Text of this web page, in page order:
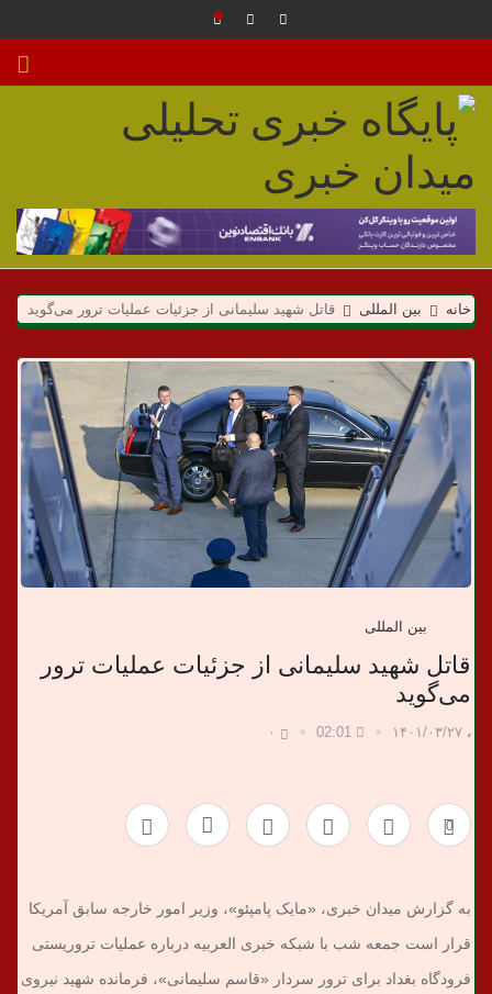
م
ی
د
ا
ن
خ
ب
ر
ی
خانه بین المللی قاتل شهید سلیمانی از جزئیات عملیات ترور می‌گوید
بین المللی
قاتل شهید سلیمانی از جزئیات عملیات ترور
می‌گوید
، ۱۴۰۱/۰۳/۲۷ 02:01 ۰
0
به گزارش میدان خبری، «مایک پامپئو»، وزیر امور خارجه سابق آمریکا
قرار است جمعه شب با شبکه خبری العربیه درباره عملیات تروریستی
فرودگاه بغداد برای ترور سردار «قاسم سلیمانی»، فرمانده شهید نیروی